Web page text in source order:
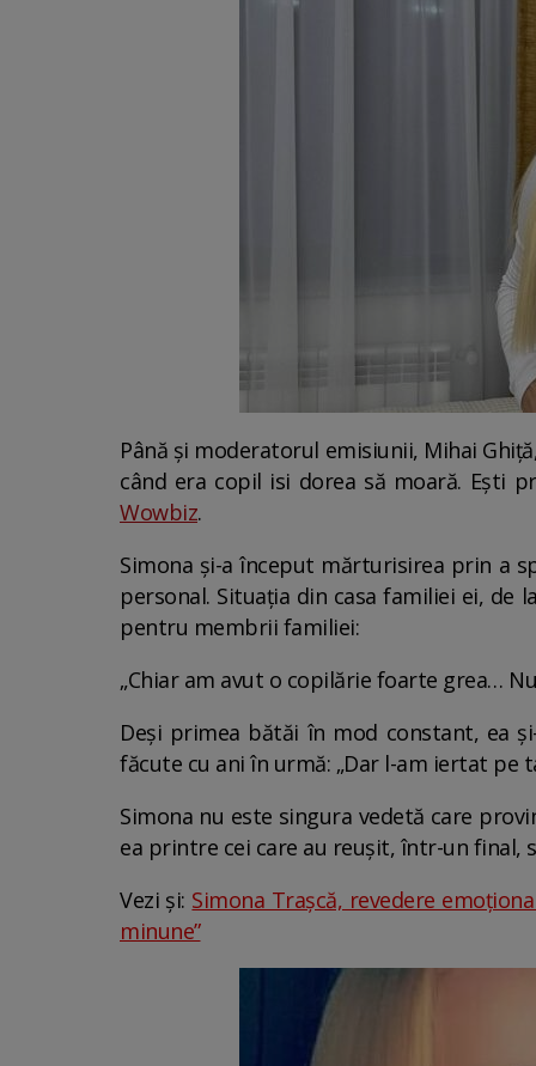
Până și moderatorul emisiunii, Mihai
când era copil isi dorea să moară. Ești
Wowbiz.
Simona și-a început mărturisirea prin a
personal. Situația din casa familiei ei, de
pentru membrii familiei:
„Chiar am avut o copilărie foarte grea…
Deși primea bătăi în mod constant, ea
făcute cu ani în urmă: „Dar l-am iertat pe
Simona nu este singura vedetă care
ea printre cei care au reușit, într-un final,
Vezi și: Simona Trașcă, revedere
minune”